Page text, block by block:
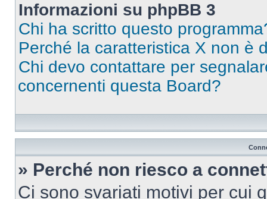
Informazioni su phpBB 3
Chi ha scritto questo
Perché la caratteristica X non è
Chi devo contattare per
concernenti questa Board?
» Perché non riesco a
Ci sono svariati motivi per cui